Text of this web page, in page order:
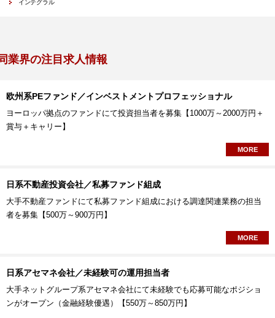
インテグラル
業界の注目求人情報
欧州系PEファンド／インベストメントプロフェッショナル
ヨーロッパ拠点のファンドにて投資担当者を募集【1000万～2000万円＋
賞与＋キャリー】
MORE
日系不動産投資会社／私募ファンド組成
大手不動産ファンドにて私募ファンド組成における調達関連業務の担当
者を募集【500万～900万円】
MORE
日系アセマネ会社／未経験可の運用担当者
大手ネットグループ系アセマネ会社にて未経験でも応募可能なポジショ
ンがオープン（金融経験優遇）【550万～850万円】